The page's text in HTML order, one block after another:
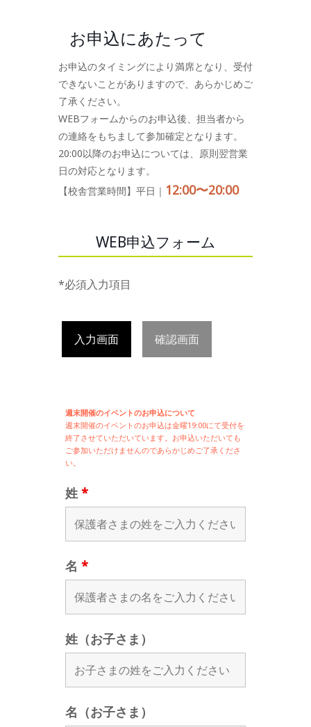
お申込にあたって
お申込のタイミングにより満席となり、受付
できないことがありますので、あらかじめご
了承ください。
WEBフォームからのお申込後、担当者から
の連絡をもちまして参加確定となります。
20:00以降のお申込については、原則翌営業
日の対応となります。
【校舎営業時間】平日｜ 12:00〜20:00
WEB申込フォーム
*必須入力項目
入力画面 確認画面
週末開催のイベントのお申込について
週末開催のイベントのお申込は金曜19:00にて受付を
終了させていただいています。お申込いただいても
ご参加いただけませんのであらかじめご了承くださ
い。
姓 *
名 *
姓（お子さま）
名（お子さま）